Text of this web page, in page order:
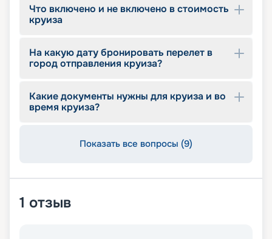
корабля с разных ракурсов, описание
маршрутов, схемы палуб, обзор развлечений и
подходящий тур по привлекательной цене
можно прямо на сайте. Раннее бронирование
позволяет выбирать из большего количества
предложения и оставляйте заявку.
Что включено и не включено в стоимость
круиза
На какую дату бронировать перелет в
город отправления круиза?
Какие документы нужны для круиза и во
время круиза?
Показать все вопросы (9)
1 отзыв